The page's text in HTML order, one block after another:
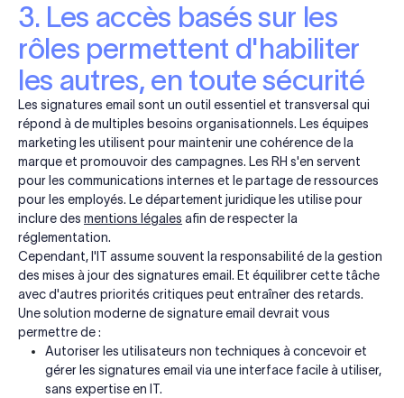
3. Les accès basés sur les
rôles permettent d'habiliter
les autres, en toute sécurité
Les signatures email sont un outil essentiel et transversal qui
répond à de multiples besoins organisationnels. Les équipes
marketing les utilisent pour maintenir une cohérence de la
marque et promouvoir des campagnes. Les RH s'en servent
pour les communications internes et le partage de ressources
pour les employés. Le département juridique les utilise pour
inclure des mentions légales afin de respecter la
réglementation.
Cependant, l'IT assume souvent la responsabilité de la gestion
des mises à jour des signatures email. Et équilibrer cette tâche
avec d'autres priorités critiques peut entraîner des retards.
Une solution moderne de signature email devrait vous
permettre de :
Autoriser les utilisateurs non techniques à concevoir et
gérer les signatures email via une interface facile à utiliser,
sans expertise en IT.